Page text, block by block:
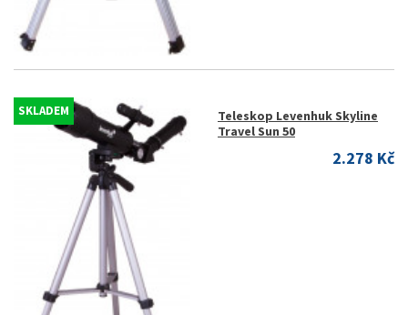
SKLADEM
Teleskop Levenhuk Skyline
Travel Sun 50
2.278 Kč